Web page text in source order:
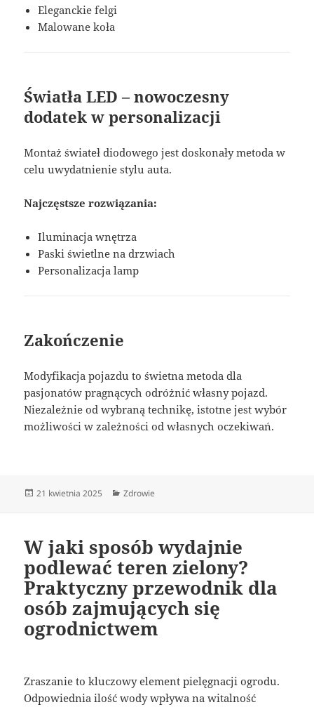
Eleganckie felgi
Malowane koła
Światła LED – nowoczesny
dodatek w personalizacji
Montaż świateł diodowego jest doskonały metoda w
celu uwydatnienie stylu auta.
Najczęstsze rozwiązania:
Iluminacja wnętrza
Paski świetlne na drzwiach
Personalizacja lamp
Zakończenie
Modyfikacja pojazdu to świetna metoda dla
pasjonatów pragnących odróżnić własny pojazd.
Niezależnie od wybraną technikę, istotne jest wybór
możliwości w zależności od własnych oczekiwań.
Data
21 kwietnia 2025 Kategorie
Zdrowie
W jaki sposób wydajnie
podlewać teren zielony?
Praktyczny przewodnik dla
osób zajmujących się
ogrodnictwem
Zraszanie to kluczowy element pielęgnacji ogrodu.
Odpowiednia ilość wody wpływa na witalność